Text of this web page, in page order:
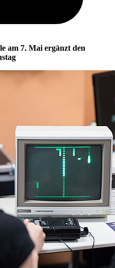
am 7. Mai ergänzt den